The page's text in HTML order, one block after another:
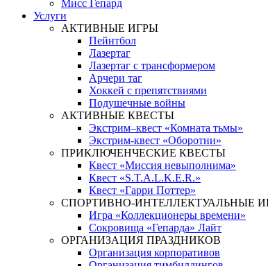
Мисс Гепард
Услуги
АКТИВНЫЕ ИГРЫ
Пейнтбол
Лазертаг
Лазертаг с трансформером
Арчери таг
Хоккей с препятствиями
Подушечные войны
АКТИВНЫЕ КВЕСТЫ
Экстрим–квест «Комната тьмы»
Экстрим-квест «Оборотни»
ПРИКЛЮЧЕНЧЕСКИЕ КВЕСТЫ
Квест «Миссия невыполнима»
Квест «S.T.A.L.K.E.R.»
Квест «Гарри Поттер»
СПОРТИВНО-ИНТЕЛЛЕКТУАЛЬНЫЕ
Игра «Коллекционеры времени»
Сокровища «Гепарда» Лайт
ОРГАНИЗАЦИЯ ПРАЗДНИКОВ
Организация корпоративов